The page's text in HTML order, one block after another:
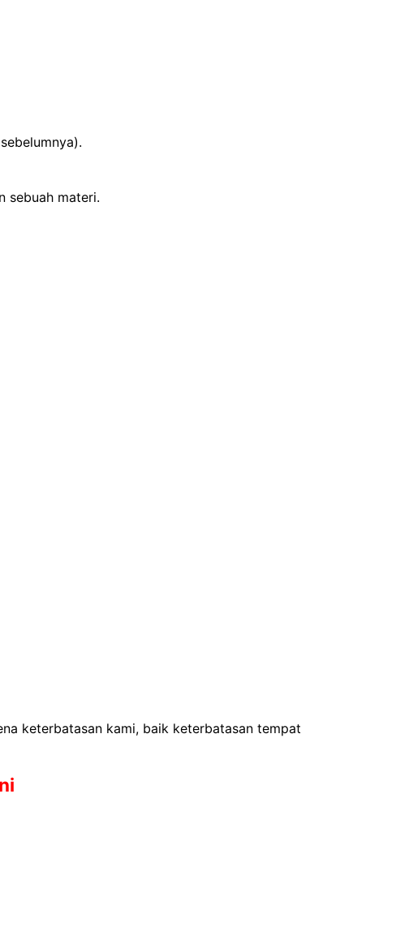
sebuah materi.
keterbatasan kami, baik keterbatasan tempat